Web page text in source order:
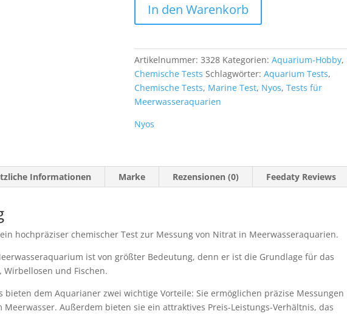
Nitrat
Reefer
Test
Menge
In den Warenkorb
Artikelnummer:3328 Kategorien:Aquarium-Hobby,
Chemische Tests Schlagwörter:Aquarium Tests,
Chemische Tests, Marine Test, Nyos,Tests für
Meerwasseraquarien
Nyos
Informationen Marke Rezensionen (0) Feedaty Reviews
hochpräziser chemischer Test zur Messung von Nitrat in Meerwasseraquarien.
ist von größter Bedeutung, denn er ist die Grundlage für das
und Fischen.
bieten dem Aquarianer zwei wichtige Vorteile: Sie ermöglichen präzise Messungen
Meerwasser. Außerdem bieten sie ein attraktives Preis-Leistungs-Verhältnis, das